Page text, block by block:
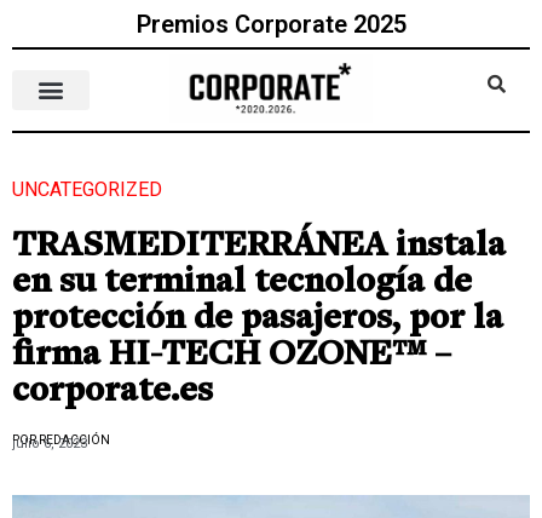
Premios Corporate 2025
UNCATEGORIZED
TRASMEDITERRÁNEA instala
en su terminal tecnología de
protección de pasajeros, por la
firma HI-TECH OZONE™ –
corporate.es
POR REDACCIÓN
julio 6, 2023